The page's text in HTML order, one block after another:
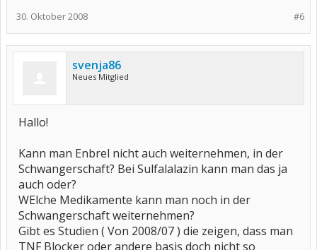
#6
30. Oktober 2008
svenja86
Neues Mitglied
Hallo!
Kann man Enbrel nicht auch weiternehmen, in der
Schwangerschaft? Bei Sulfalalazin kann man das ja
auch oder?
WElche Medikamente kann man noch in der
Schwangerschaft weiternehmen?
Gibt es Studien ( Von 2008/07 ) die zeigen, dass man
TNF Blocker oder andere basis doch nicht so